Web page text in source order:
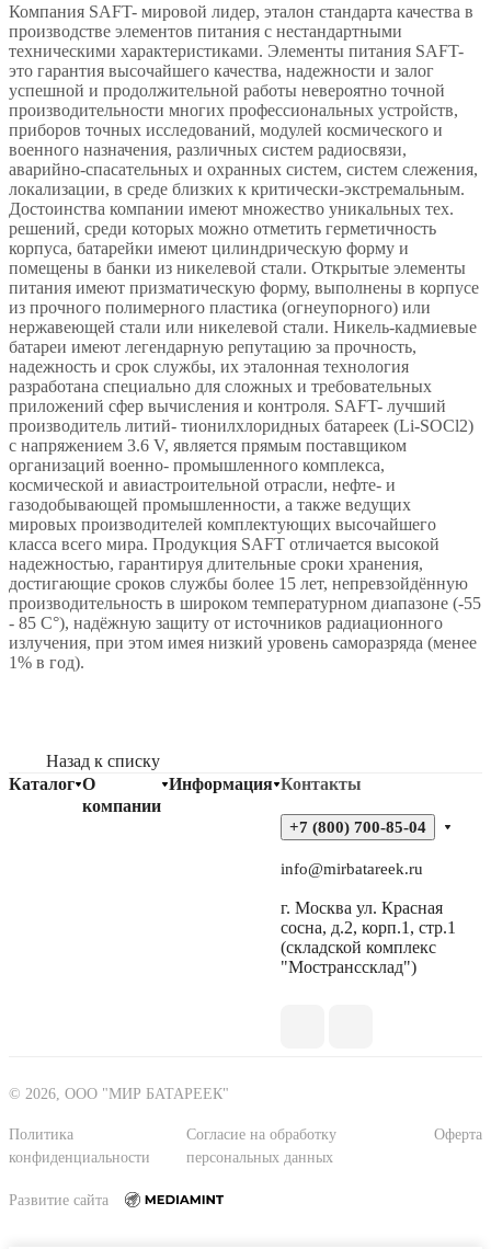
Компания SAFT- мировой лидер, эталон стандарта качества в
производстве элементов питания с нестандартными
техническими характеристиками. Элементы питания SAFT-
это гарантия высочайшего качества, надежности и залог
успешной и продолжительной работы невероятно точной
производительности многих профессиональных устройств,
приборов точных исследований, модулей космического и
военного назначения, различных систем радиосвязи,
аварийно-спасательных и охранных систем, систем слежения,
локализации, в среде близких к критически-экстремальным.
Достоинства компании имеют множество уникальных тех.
решений, среди которых можно отметить герметичность
корпуса, батарейки имеют цилиндрическую форму и
помещены в банки из никелевой стали. Открытые элементы
питания имеют призматическую форму, выполнены в корпусе
из прочного полимерного пластика (огнеупорного) или
нержавеющей стали или никелевой стали. Никель-кадмиевые
батареи имеют легендарную репутацию за прочность,
надежность и срок службы, их эталонная технология
разработана специально для сложных и требовательных
приложений сфер вычисления и контроля. SAFT- лучший
производитель литий- тионилхлоридных батареек (Li-SOCl2)
с напряжением 3.6 V, является прямым поставщиком
организаций военно- промышленного комплекса,
космической и авиастроительной отрасли, нефте- и
газодобывающей промышленности, а также ведущих
мировых производителей комплектующих высочайшего
класса всего мира. Продукция SAFT отличается высокой
надежностью, гарантируя длительные сроки хранения,
достигающие сроков службы более 15 лет, непревзойдённую
производительность в широком температурном диапазоне (-55
- 85 С°), надёжную защиту от источников радиационного
излучения, при этом имея низкий уровень саморазряда (менее
1% в год).
Назад к списку
Каталог О
компании
Информация Контакты
+7 (800) 700-85-04
info@mirbatareek.ru
г. Москва ул. Красная
сосна, д.2, корп.1, стр.1
(складской комплекс
"Мостранссклад")
© 2026, ООО "МИР БАТАРЕЕК"
Политика
конфиденциальности
Согласие на обработку
персональных данных
Оферта
Развитие сайта